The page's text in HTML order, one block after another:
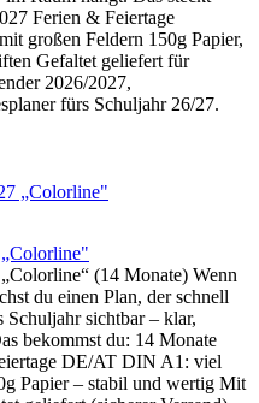
Ferien & Feiertage
großen Feldern 150g Papier,
Gefaltet geliefert für
2026/2027,
fürs Schuljahr 26/27.
(14 Monate) Wenn
du einen Plan, der schnell
sichtbar – klar,
bekommst du: 14 Monate
DE/AT DIN A1: viel
Papier – stabil und wertig Mit